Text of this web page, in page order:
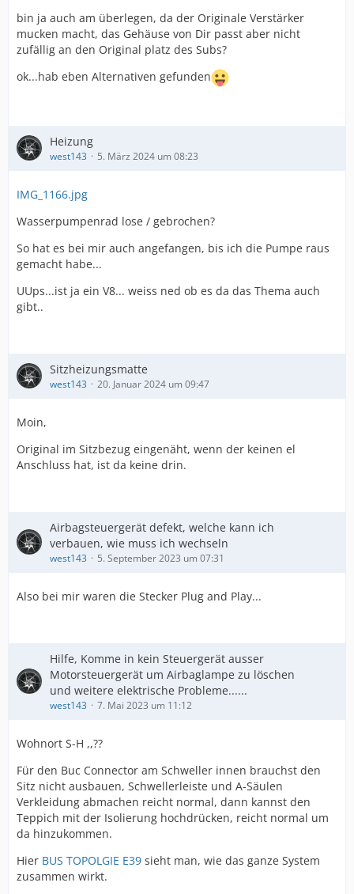
nachdem welches System du nun hast). Da liegt sehr
wahrscheinlich ein Signalproblem vor, z. B. aufgrund
eines defekten externen Verstärkers (soweit vorhanden).
Also sag an, was ist denn nun für ein System konkret
Lautsprecher, Subwoofer + Endstufe, Verstärker teilt
kommt man auf gerade mal knapp 40€ je Bauteil im
Schnitt. Und da ist noch kein Radioteil mit eingerechnet.
Meine Subwoofer-Kombi inkl. passendem Touring-
Dazu 2 gebrauchte Andrian 13er für über 100€, sind die
Da wirst du ggf. im Gebrauchtbereich alles zusammen
bin ja auch am überlegen, da der Originale Verstärker
mucken macht, das Gehäuse von Dir passt aber nicht
zufällig an den Original platz des Subs?
ok...hab eben Alternativen gefunden
Heizung
west143 5. März 2024 um 08:23
IMG_1166.jpg
Wasserpumpenrad lose / gebrochen?
So hat es bei mir auch angefangen, bis ich die Pumpe raus
gemacht habe...
UUps...ist ja ein V8... weiss ned ob es da das Thema auch
gibt..
Sitzheizungsmatte
west143 20. Januar 2024 um 09:47
Moin,
Original im Sitzbezug eingenäht, wenn der keinen el
Anschluss hat, ist da keine drin.
Airbagsteuergerät defekt, welche kann ich
verbauen, wie muss ich wechseln
west143 5. September 2023 um 07:31
Also bei mir waren die Stecker Plug and Play...
Hilfe, Komme in kein Steuergerät ausser
Motorsteuergerät um Airbaglampe zu löschen
und weitere elektrische Probleme......
west143 7. Mai 2023 um 11:12
Wohnort S-H ,,??
Für den Buc Connector am Schweller innen brauchst den
Sitz nicht ausbauen, Schwellerleiste und A-Säulen
Verkleidung abmachen reicht normal, dann kannst den
Teppich mit der Isolierung hochdrücken, reicht normal um
da hinzukommen.
Hier BUS TOPOLGIE E39 sieht man, wie das ganze System
zusammen wirkt.